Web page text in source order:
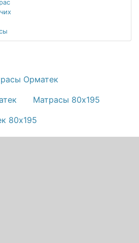
Орматек
Матрасы 80х195
80х195